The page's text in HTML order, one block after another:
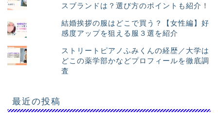
スブランドは？選び方のポイントも紹介！
結婚挨拶の服はどこで買う？【女性編】好
感度アップを狙える服３選を紹介
ストリートピアノふみくんの経歴／大学は
どこの薬学部かなどプロフィールを徹底調
査
最近の投稿